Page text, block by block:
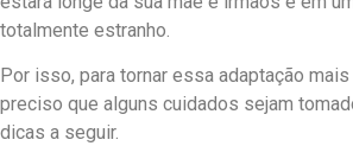
totalmente estranho.
Por isso, para tornar essa adaptação
preciso que alguns cuidados sejam
dicas a seguir.